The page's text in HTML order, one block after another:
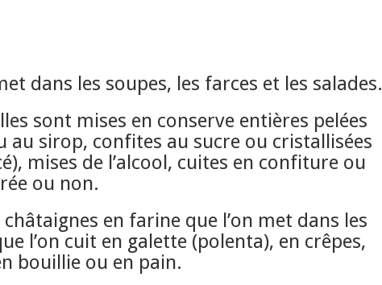
dans les soupes, les farces et les salades.
sont mises en conserve entières pelées
au sirop, confites au sucre ou cristallisées
mises de l’alcool, cuites en confiture ou
ou non.
en farine que l’on met dans les
l’on cuit en galette (polenta), en crêpes,
bouillie ou en pain.